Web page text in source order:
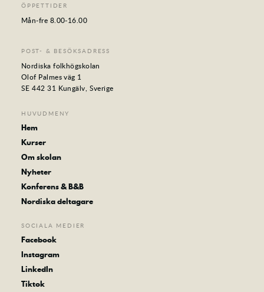
ÖPPETTIDER
Mån-fre 8.00-16.00
POST- & BESÖKSADRESS
Nordiska folkhögskolan
Olof Palmes väg 1
SE 442 31 Kungälv, Sverige
HUVUDMENY
Hem
Kurser
Om skolan
Nyheter
Konferens & B&B
Nordiska deltagare
SOCIALA MEDIER
Facebook
Instagram
LinkedIn
Tiktok